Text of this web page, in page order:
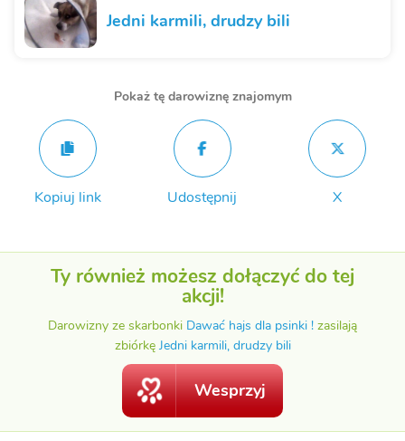
Jedni karmili, drudzy bili
Pokaż tę darowiznę znajomym
Kopiuj link Udostępnij X
Ty również możesz dołączyć do tej
akcji!
Darowizny ze skarbonki Dawać hajs dla psinki ! zasilają
zbiórkę Jedni karmili, drudzy bili
Wesprzyj